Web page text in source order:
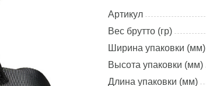
Артикул
Вес брутто (гр)
Ширина упаковки (мм)
Высота упаковки (мм)
Длина упаковки (мм)